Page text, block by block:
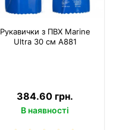
Рукавички з ПВХ Marine
Ultra 30 см A881
384.60 грн.
В наявності